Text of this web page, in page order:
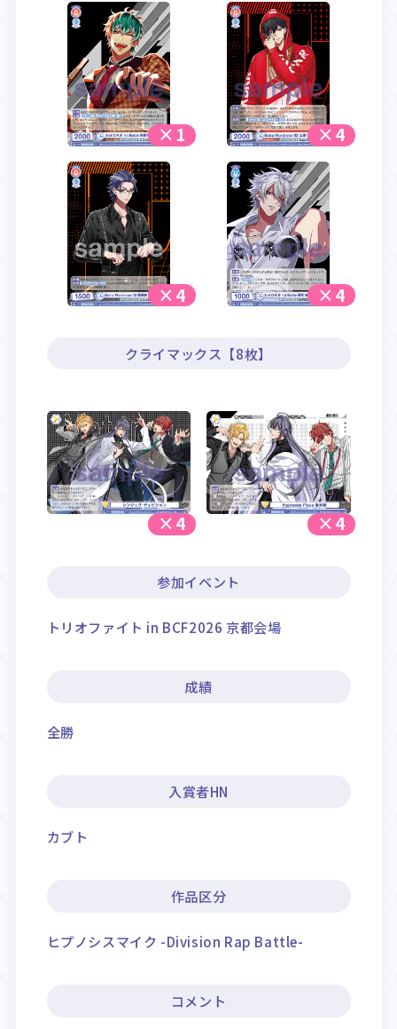
×1 ×4
×4 ×4
クライマックス【8枚】
×4 ×4
参加イベント
トリオファイト in BCF2026 京都会場
成績
全勝
入賞者HN
カブト
作品区分
ヒプノシスマイク -Division Rap Battle-
コメント